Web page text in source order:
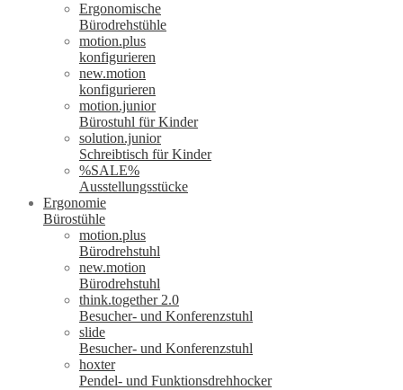
Ergonomische
Bürodrehstühle
motion.plus
konfigurieren
new.motion
konfigurieren
motion.junior
Bürostuhl für Kinder
solution.junior
Schreibtisch für Kinder
%SALE%
Ausstellungsstücke
Ergonomie
Bürostühle
motion.plus
Bürodrehstuhl
new.motion
Bürodrehstuhl
think.together 2.0
Besucher- und Konferenzstuhl
slide
Besucher- und Konferenzstuhl
hoxter
Pendel- und Funktionsdrehhocker